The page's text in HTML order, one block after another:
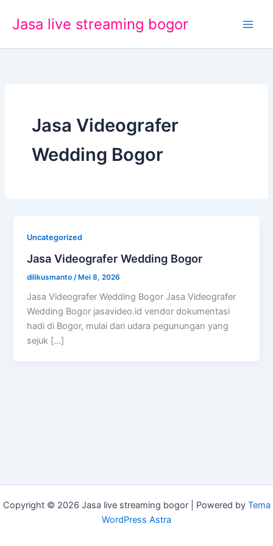
Jasa live streaming bogor
Jasa Videografer
Wedding Bogor
Uncategorized
Jasa Videografer Wedding Bogor
dilikusmanto /Mei 8, 2026
Jasa Videografer Wedding Bogor Jasa Videografer
Wedding Bogor jasavideo.id vendor dokumentasi
hadi di Bogor, mulai dari udara pegunungan yang
sejuk […]
Copyright © 2026 Jasa live streaming bogor | Powered by Tema
WordPress Astra